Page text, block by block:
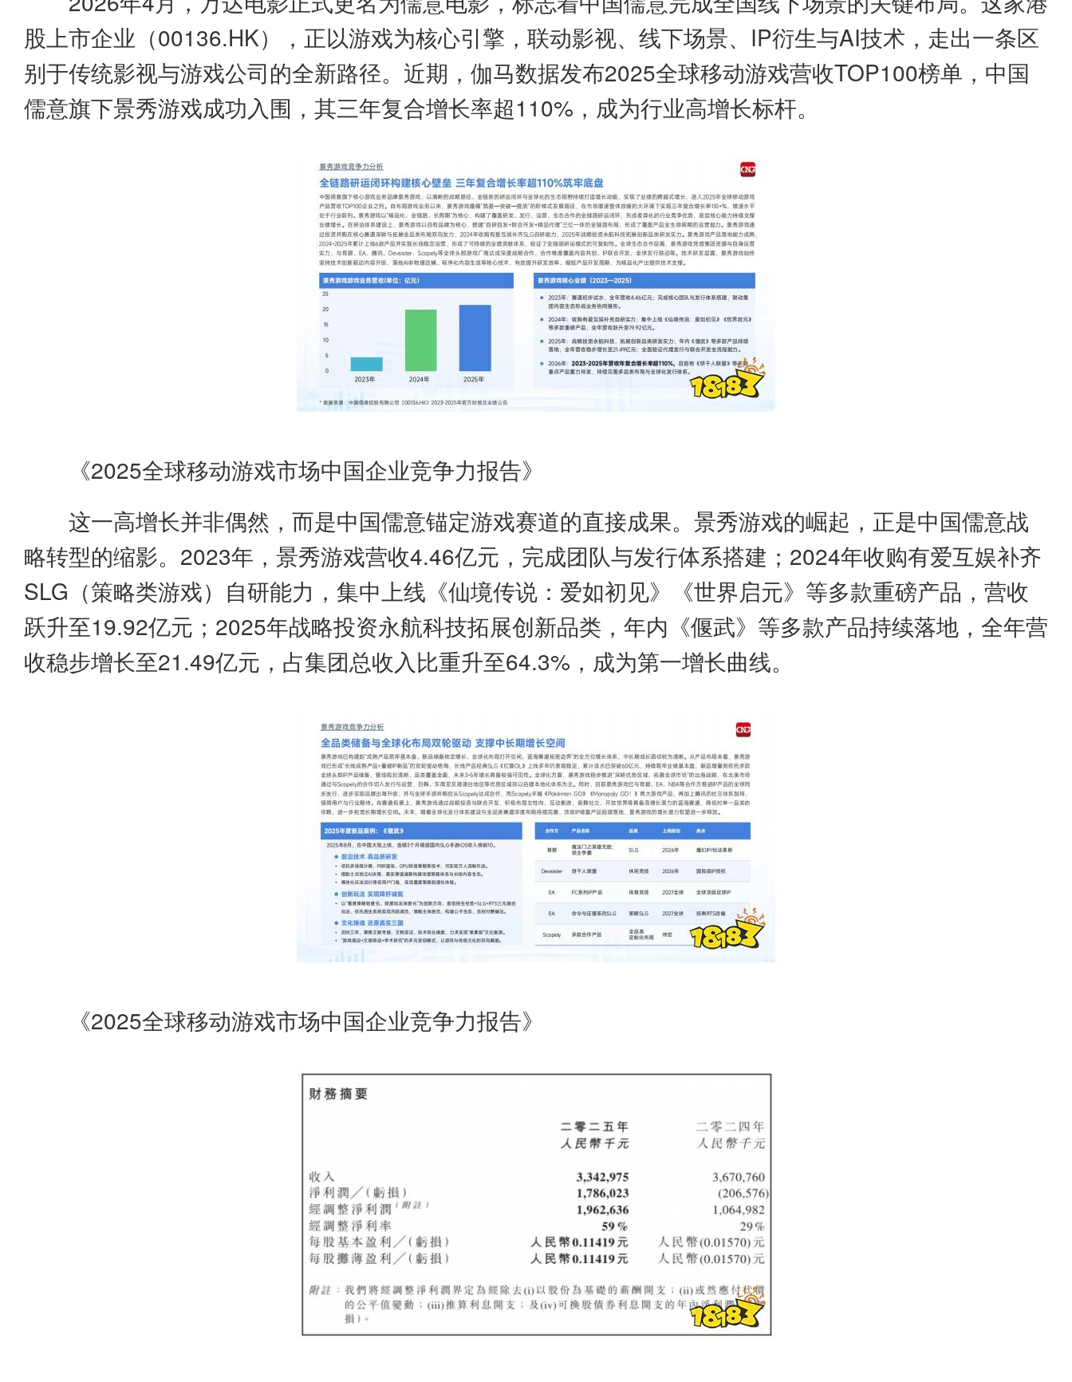
股上市企业（00136.HK），正以游戏为核心引擎，联动影视、线下场景、IP衍生与AI技术，走出一条区
别于传统影视与游戏公司的全新路径。近期，伽马数据发布2025全球移动游戏营收TOP100榜单，中国
儒意旗下景秀游戏成功入围，其三年复合增长率超110%，成为行业高增长标杆。
《2025全球移动游戏市场中国企业竞争力报告》
这一高增长并非偶然，而是中国儒意锚定游戏赛道的直接成果。景秀游戏的崛起，正是中国儒意战
略转型的缩影。2023年，景秀游戏营收4.46亿元，完成团队与发行体系搭建；2024年收购有爱互娱补齐
SLG（策略类游戏）自研能力，集中上线《仙境传说：爱如初见》《世界启元》等多款重磅产品，营收
跃升至19.92亿元；2025年战略投资永航科技拓展创新品类，年内《偃武》等多款产品持续落地，全年营
收稳步增长至21.49亿元，占集团总收入比重升至64.3%，成为第一增长曲线。
《2025全球移动游戏市场中国企业竞争力报告》